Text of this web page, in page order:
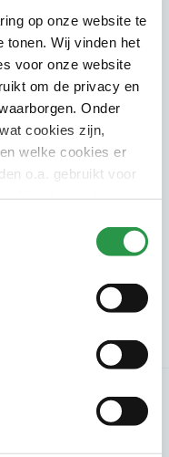
op onze website te
tonen. Wij vinden het
voor onze website
om de privacy en
Onder
cookies zijn,
welke cookies er
o.a. gebruikt voor
ontvang5x per jaar
er speeltbinnen de